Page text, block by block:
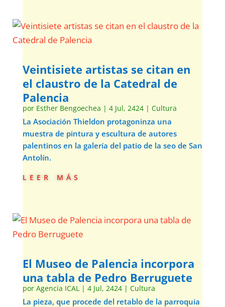
Veintisiete artistas se citan en
el claustro de la Catedral de
Palencia
por Esther Bengoechea | 4 Jul, 2424| Cultura
La Asociación Thieldon protagoninza una
muestra de pintura y escultura de autores
palentinos en la galería del patio de la seo de San
Antolín.
leer más
El Museo de Palencia incorpora
una tabla de Pedro Berruguete
por Agencia ICAL| 4 Jul, 2424| Cultura
La pieza, que procede del retablo de la parroquia